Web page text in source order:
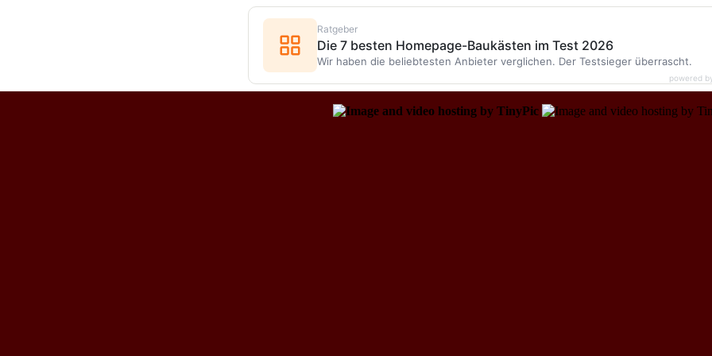
Ratgeber
Die 7 besten Homepage-Baukästen im Test 2026
Wir haben die beliebtesten Anbieter verglichen. Der Testsieger überrascht.
powered